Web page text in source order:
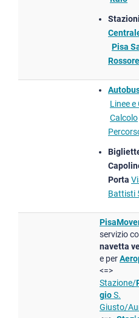
Stazioni
Pisa
Rossore
Linee e
Calcolo
Porta
Battisti
servizio
navetta
e per
<=>
Stazione/
gioS.
Giusto/